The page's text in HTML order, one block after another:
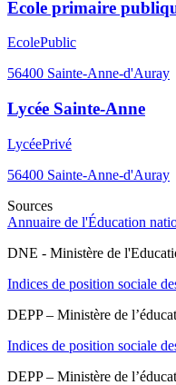
Ecole primaire
EcolePublic
56400 Sainte-Anne-d'Auray
Lycée Sainte-Anne
LycéePrivé
56400 Sainte-Anne-d'Auray
Sources
Annuaire de l'Éducation
DNE - Ministère de
Indices de position sociale
DEPP – Ministère de
Indices de position sociale
DEPP – Ministère de